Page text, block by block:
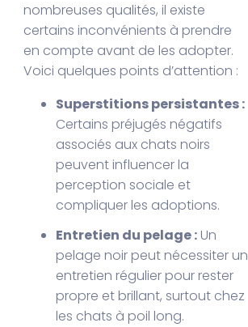
nombreuses qualités, il existe
certains inconvénients à prendre
en compte avant de les adopter.
Voici quelques points d’attention :
Superstitions persistantes :
Certains préjugés négatifs
associés aux chats noirs
peuvent influencer la
perception sociale et
compliquer les adoptions.
Entretien du pelage : Un
pelage noir peut nécessiter un
entretien régulier pour rester
propre et brillant, surtout chez
les chats à poil long.